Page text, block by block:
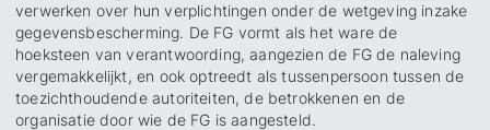
verwerken over hun verplichtingen onder de wetgeving inzake
gegevensbescherming. De FG vormt als het ware de
hoeksteen van verantwoording, aangezien de FG de naleving
vergemakkelijkt, en ook optreedt als tussenpersoon tussen de
toezichthoudende autoriteiten, de betrokkenen en de
organisatie door wie de FG is aangesteld.